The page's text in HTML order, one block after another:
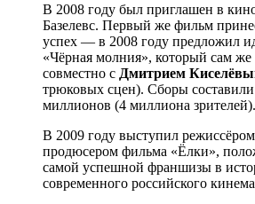
В 2008 году был приглашен в
Базелевс. Первый же фильм
успех — в 2008 году предложил
«Чёрная молния», который сам же
совместно с Дмитрием
трюковых сцен). Сборы составили
миллионов (4 миллиона зрителей).
В 2009 году выступил
продюсером фильма «Ёлки»,
самой успешной франшизы в
современного российского